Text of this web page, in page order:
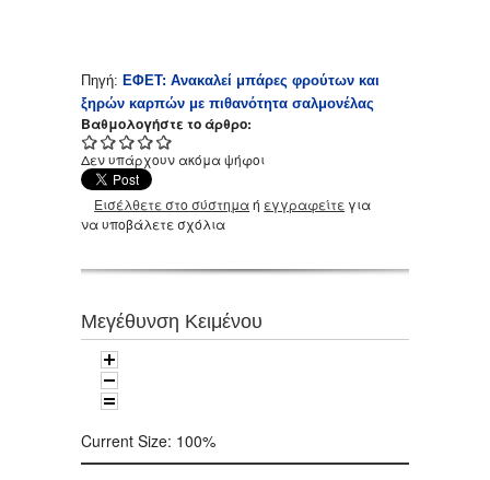
Πηγή: ΕΦΕΤ: Ανακαλεί μπάρες φρούτων και
ξηρών καρπών με πιθανότητα σαλμονέλας
Βαθμολογήστε το άρθρο:
Δεν υπάρχουν ακόμα ψήφοι
Εισέλθετε στο σύστημαή εγγραφείτε για
να υποβάλετε σχόλια
Μεγέθυνση Κειμένου
Current Size: 100%